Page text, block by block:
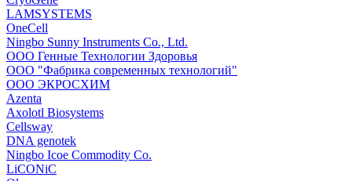
LAMSYSTEMS
OneCell
Ningbo Sunny Instruments Co., Ltd.
ООО Генные Технологии Здоровья
ООО "Фабрика современных технологий"
ООО ЭКРОСХИМ
Azenta
Axolotl Biosystems
Cellsway
DNA genotek
Ningbo Icoe Commodity Co.
LiCONiC